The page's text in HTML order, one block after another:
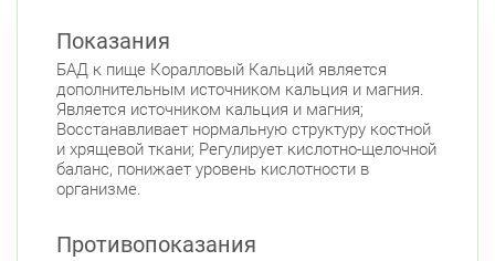
Показания
БАД к пище Коралловый Кальций является
дополнительным источником кальция и магния.
Является источником кальция и магния;
Восстанавливает нормальную структуру костной
и хрящевой ткани; Регулирует кислотно-щелочной
баланс, понижает уровень кислотности в
организме.
Противопоказания